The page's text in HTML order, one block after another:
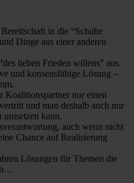
in die “Schuhe
Dinge aus einer anderen
lieben Frieden willens” aus.
und konsens­fä­hige Lösung –
Koali­ti­ons­partner nur einen
und man deshalb auch nur
umsetzen kann.
auch wenn nicht
Chance auf Reali­sie­rung
Lösungen für Themen die